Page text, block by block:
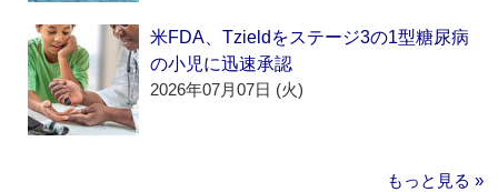
米FDA、Tzieldをステージ3の1型糖尿病
の小児に迅速承認
2026年07月07日 (火)
もっと見る »